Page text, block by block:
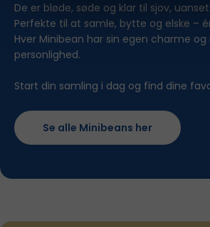
De er bløde, søde og klar til sjov,
Perfekte til at samle, bytte og elske –
Hver Minibean har sin egen charme
personlighed.
Start din samling i dag og find dine
Se alle Minibeans her